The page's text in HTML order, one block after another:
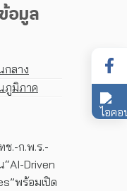
อมูล
กลาง
ภูมิภาค
ช.-ก.พ.ร.-
“AI-Driven
พร้อมเปิด